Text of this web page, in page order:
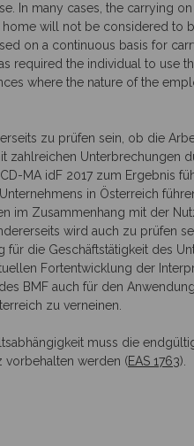
In many cases, the carrying
will not be considered to
on a continuous basis for
required the individual to use
where the nature of the
zu prüfen sein, ob die
Unterbrechungen
MA idF 2017 zum
in Österreich
im Zusammenhang mit der
wird auch zu prüfen
für die Geschäftstätigkeit des
Fortentwicklung der
BMF auch für den
zu verneinen.
muss die
vorbehalten werden (EAS 1763).